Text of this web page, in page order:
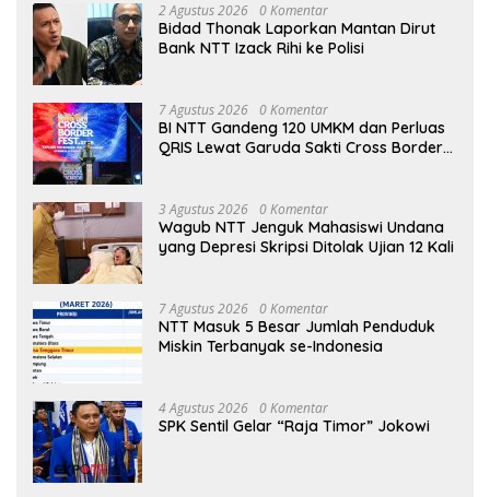
2 Agustus 2026 0 Komentar
Bidad Thonak Laporkan Mantan Dirut
Bank NTT Izack Rihi ke Polisi
7 Agustus 2026 0 Komentar
BI NTT Gandeng 120 UMKM dan Perluas
QRIS Lewat Garuda Sakti Cross Border
3 Agustus 2026 0 Komentar
Wagub NTT Jenguk Mahasiswi Undana
yang Depresi Skripsi Ditolak Ujian 12 Kali
7 Agustus 2026 0 Komentar
NTT Masuk 5 Besar Jumlah Penduduk
Miskin Terbanyak se-Indonesia
4 Agustus 2026 0 Komentar
SPK Sentil Gelar “Raja Timor” Jokowi